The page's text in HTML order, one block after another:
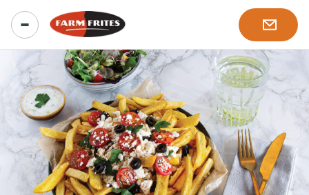
Producten
Alle producten
Productranges
Inspiratie